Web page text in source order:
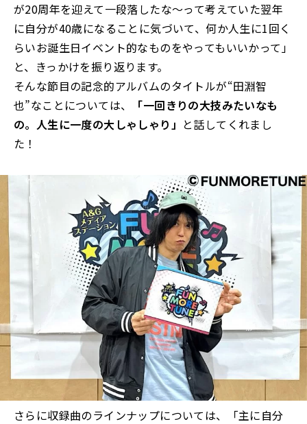
が20周年を迎えて一段落したな～って考えていた翌年
に自分が40歳になることに気づいて、何か人生に1回く
らいお誕生日イベント的なものをやってもいいかって」
と、きっかけを振り返ります。
そんな節目の記念的アルバムのタイトルが“田淵智
也”なことについては、
「一回きりの大技みたいなも
の。人生に一度の大しゃしゃり」 と話してくれまし
た！
さらに収録曲のラインナップについては、「主に自分